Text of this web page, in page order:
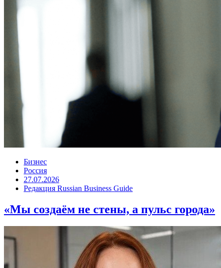
Бизнес
Россия
27.07.2026
Редакция Russian Business Guide
«Мы создаём не стены, а пульс города»